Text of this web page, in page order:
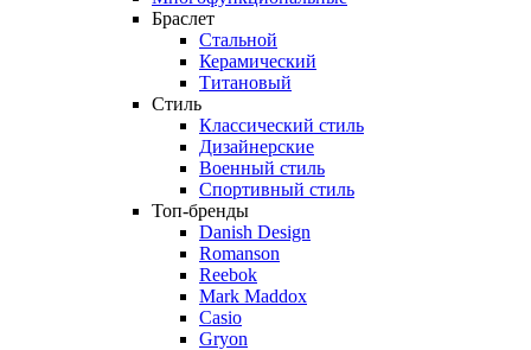
Браслет
Стальной
Керамический
Титановый
Стиль
Классический стиль
Дизайнерские
Военный стиль
Спортивный стиль
Топ-бренды
Danish Design
Romanson
Reebok
Mark Maddox
Casio
Gryon